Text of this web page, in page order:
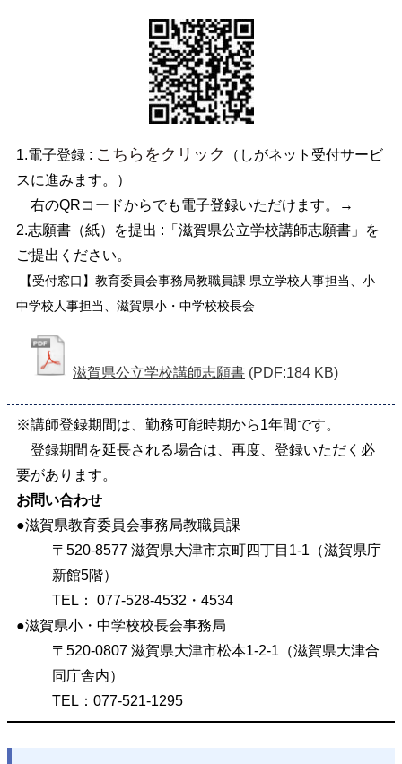
1.電子登録 : こちらをクリック
（しがネット受付サービ
スに進みます。）
右のQRコードからでも電子登録いただけます。→
2.志願書（紙）を提出 :「滋賀県公立学校講師志願書」を
ご提出ください。
【受付窓口】教育委員会事務局教職員課 県立学校人事担当、小
中学校人事担当、滋賀県小・中学校校長会
滋賀県公立学校講師志願書 (PDF:184 KB)
※講師登録期間は、勤務可能時期から1年間です。
登録期間を延長される場合は、再度、登録いただく必
要があります。
お問い合わせ
●滋賀県教育委員会事務局教職員課
〒520-8577 滋賀県大津市京町四丁目1-1（滋賀県庁
新館5階）
TEL： 077-528-4532・4534
●滋賀県小・中学校校長会事務局
〒520-0807 滋賀県大津市松本1-2-1（滋賀県大津合
同庁舎内）
TEL：077-521-1295